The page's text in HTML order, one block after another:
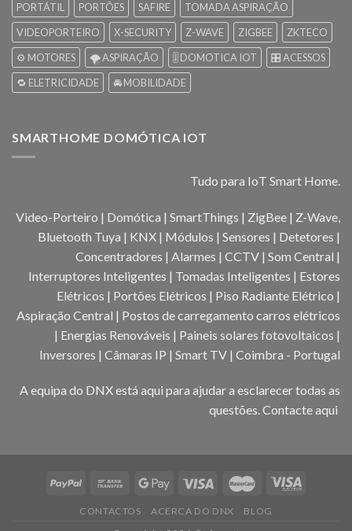
PORTÁTIL
PORTÕES SAFIRE
TOMADA ASPIRAÇÃO
VIDEOPORTEIRO
X-SECURITY Z-WAVE ZIGBEE
ZKTECO
⚙️ MOTORES
🌪️ ASPIRAÇÃO 🎚️ DOMOTICA IOT
🎛️ ACESSOS
🔁 ELETRICIDADE
🚘 MOBILIDADE
SMARTHOME DOMÓTICA IOT
Tudo para IoT Smart Home.
Video-Porteiro | Domótica | SmartThings | ZigBee | Z-Wave,
Bluetooth Tuya | KNX | Módulos | Sensores | Detetores |
Concentradores | Alarmes | CCTV | Som Central |
Interruptores Inteligentes | Tomadas Inteligentes | Estores
Elétricos | Portões Elétricos | Piso Radiante Elétrico |
Aspiração Central | Postos de carregamento carros elétricos
| Energias Renováveis | Paineis solares fotovoltaicos |
Inversores | Câmaras IP | Smart TV | Coimbra - Portugal
A equipa do DNX está aqui para ajudar a esclarecer todas as
questões.Contacte aqui
CONTACTOS ACERCA DO DNX BLOG